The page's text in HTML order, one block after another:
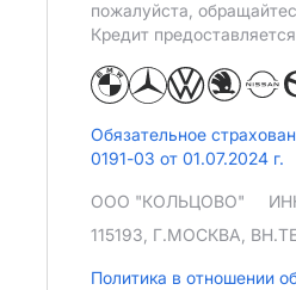
пожалуйста,
Кредит
Обязательное
0191-03 от 01.07.2024 г.
ООО "КОЛЬЦОВО"
115193, Г.МОСКВА,
Политика в отношении